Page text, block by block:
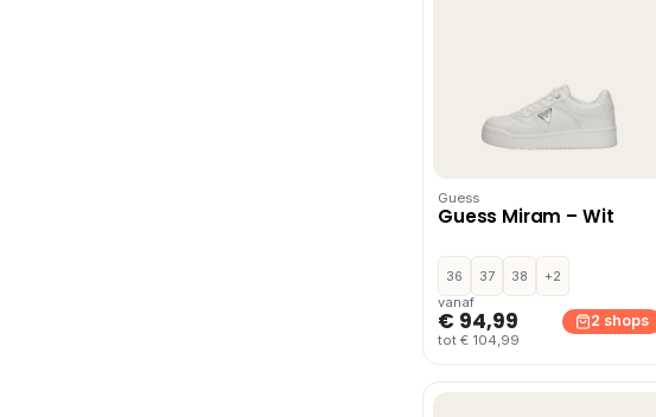
Guess
Guess Miram – Wit
36 37 38
+2
vanaf
€ 94,99
tot € 104,99
2 shops